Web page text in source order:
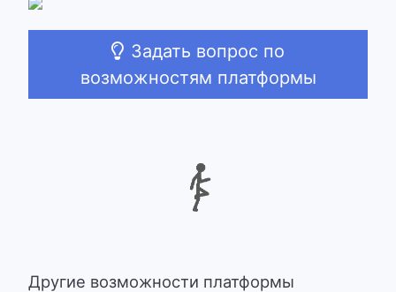
Задать вопрос по
возможностям платформы
Другие возможности платформы